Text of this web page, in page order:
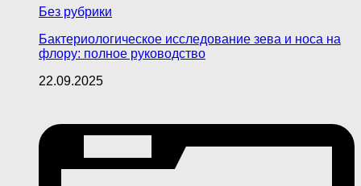
Без рубрики
Бактериологическое исследование зева и носа на
флору: полное руководство
22.09.2025